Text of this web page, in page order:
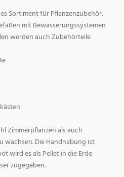
Sortiment für Pflanzenzubehör.
mit Bewässerungssystemen
werden auch Zubehörteile
Zimmerpflanzen als auch
wachsen. Die Handhabung ist
wird es als Pellet in die Erde
zugegeben.